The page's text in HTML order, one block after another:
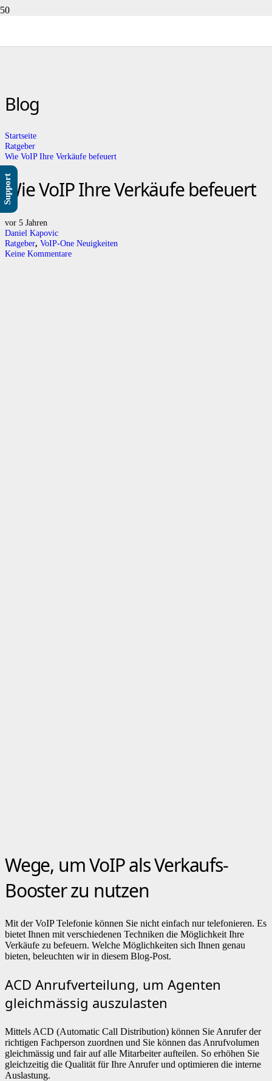
Blog
Startseite
Ratgeber
Wie VoIP Ihre Verkäufe befeuert
Wie VoIP Ihre Verkäufe befeuert
vor 5 Jahren
Daniel Kapovic
Ratgeber, VoIP-One Neuigkeiten
Keine Kommentare
Wege, um VoIP als Verkaufs-
Booster zu nutzen
Mit der VoIP Telefonie können Sie nicht einfach nur telefonieren. Es
bietet Ihnen mit verschiedenen Techniken die Möglichkeit Ihre
Verkäufe zu befeuern. Welche Möglichkeiten sich Ihnen genau
bieten, beleuchten wir in diesem Blog-Post.
ACD Anrufverteilung, um Agenten
gleichmässig auszulasten
Mittels ACD (Automatic Call Distribution) können Sie Anrufer der
richtigen Fachperson zuordnen und Sie können das Anrufvolumen
gleichmässig und fair auf alle Mitarbeiter aufteilen. So erhöhen Sie
gleichzeitig die Qualität für Ihre Anrufer und optimieren die interne
Auslastung.
Support